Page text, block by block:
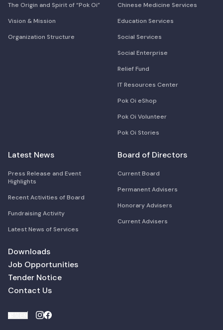
The Origin and Spirit of “Pok Oi”
Vision & Mission
Organization Structure
Chinese Medicine Services
Education Services
Social Services
Social Enterprise
Relief Fund
IT Resources Center
Pok Oi eShop
Pok Oi Volunteer
Pok Oi Stories
Latest News
Press Release and Event
Highlights
Recent Activities of Board
Fundraising Activity
Latest News of Services
Board of Directors
Current Board
Permanent Advisers
Honorary Advisers
Current Advisers
Downloads
Job Opportunities
Tender Notice
Contact Us